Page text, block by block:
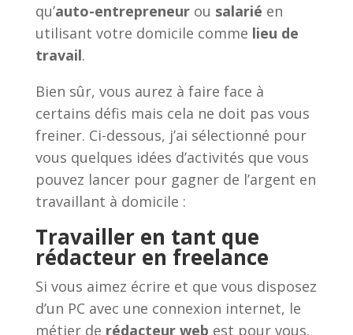
qu’auto-entrepreneurou salarié en
utilisant votre domicile comme lieu de
travail.
Bien sûr, vous aurez à faire face à
certains défis mais cela ne doit pas vous
freiner. Ci-dessous, j’ai sélectionné pour
vous quelques idées d’activités que vous
pouvez lancer pour gagner de l’argent en
travaillant à domicile :
Travailler en tant que
rédacteur en freelance
Si vous aimez écrire et que vous disposez
d’un PC avec une connexion internet, le
métier de rédacteur web est pour vous.